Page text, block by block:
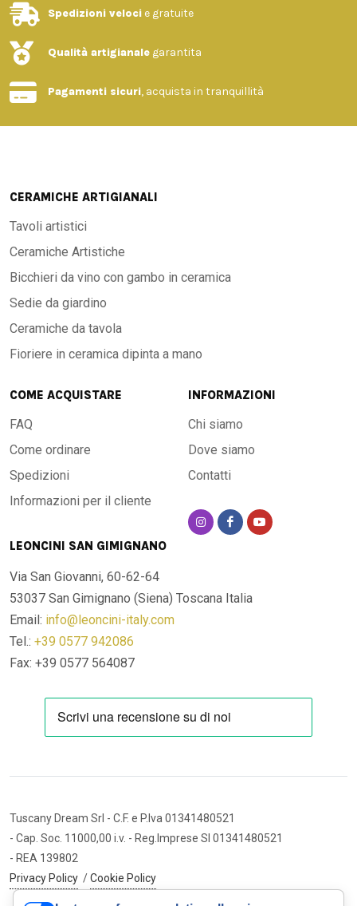
Spedizioni veloci e gratuite
Qualità artigianale garantita
Pagamenti sicuri, acquista in tranquillità
CERAMICHE ARTIGIANALI
Tavoli artistici
Ceramiche Artistiche
Bicchieri da vino con gambo in ceramica
Sedie da giardino
Ceramiche da tavola
Fioriere in ceramica dipinta a mano
COME ACQUISTARE
FAQ
Come ordinare
Spedizioni
Informazioni per il cliente
INFORMAZIONI
Chi siamo
Dove siamo
Contatti
LEONCINI SAN GIMIGNANO
Via San Giovanni, 60-62-64
53037 San Gimignano (Siena) Toscana Italia
Email: info@leoncini-italy.com
Tel.: +39 0577 942086
Fax: +39 0577 564087
Tuscany Dream Srl - C.F. e P.Iva 01341480521
- Cap. Soc. 11000,00 i.v. - Reg.Imprese SI 01341480521
- REA 139802
Privacy Policy /Cookie Policy